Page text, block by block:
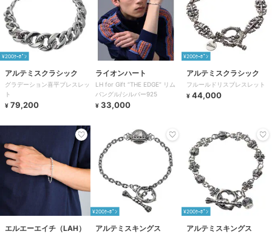
¥200ｸｰﾎﾟﾝ
アルテミスクラシック
グラデーション喜平ブレスレッ
ト
¥ 79,200
ライオンハート
LH for Gift “THE EDGE” リム
バングル/シルバー925
¥ 33,000
¥200ｸｰﾎﾟﾝ
アルテミスクラシック
フルールドリスブレスレット
¥ 44,000
エルエーエイチ（LAH）
¥200ｸｰﾎﾟﾝ
アルテミスキングス
¥200ｸｰﾎﾟﾝ
アルテミスキングス